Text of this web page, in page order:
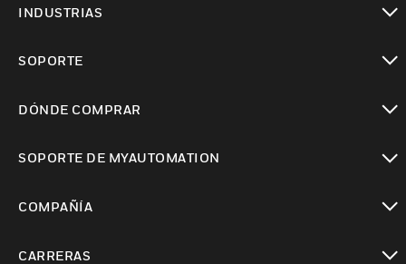
INDUSTRIAS
SOPORTE
DÓNDE COMPRAR
SOPORTE DE MYAUTOMATION
COMPAÑÍA
CARRERAS